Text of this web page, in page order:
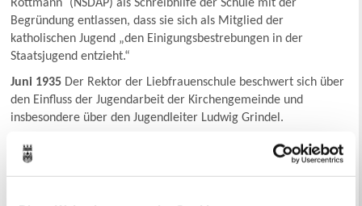
Rottmann ´(NSDAP) als Schreibhilfe der Schule mit der
Begründung entlassen, dass sie sich als Mitglied der
katholischen Jugend „den Einigungsbestrebungen in der
Staatsjugend entzieht.“
Juni 1935 Der Rektor der Liebfrauenschule beschwert sich über
den Einfluss der Jugendarbeit der Kirchengemeinde und
insbesondere über den Jugendleiter Ludwig Grindel.
18.06.1935
Schulleiter Wenner verwarnt Ludwig Grindel und
fordert dessen Vater schriftlich auf, „seinem Sohn jegliche
Betätigung in der Jungschar [zu] untersagen.“